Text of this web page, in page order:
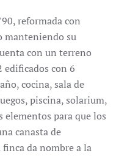
reformada con
manteniendo su
con un terreno
edificados con 6
cocina, sala de
piscina, solarium,
elementos para que los
canasta de
finca da nombre a la